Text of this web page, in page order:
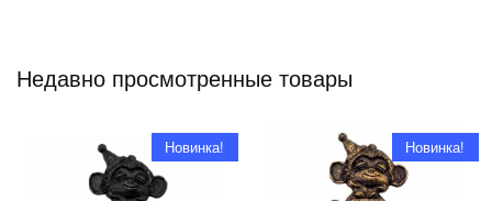
Недавно просмотренные товары
Новинка! Новинка!